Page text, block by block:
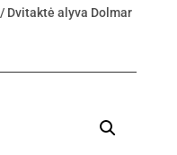
/ Dvitaktė alyva Dolmar